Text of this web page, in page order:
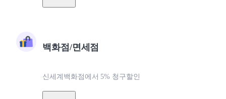
백화점/면세점
신세계백화점에서 5% 청구할인